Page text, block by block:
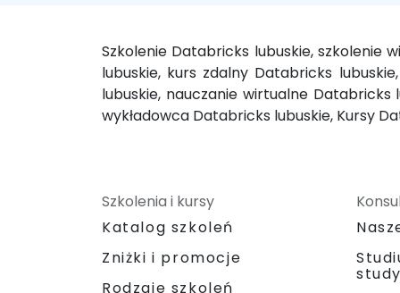
Szkolenie Databricks lubuskie, szkolenie
lubuskie, kurs zdalny Databricks
lubuskie, nauczanie wirtualne
wykładowca Databricks lubuskie, Kursy
Szkolenia i kursy
Katalog szkoleń
Zniżki i promocje
Rodzaje szkoleń